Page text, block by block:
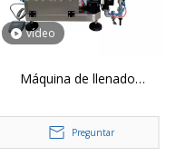
vídeo
Máquina de llenado
engranajes de un solo
cabezal ZT-10 10-5000 ml
Preguntar